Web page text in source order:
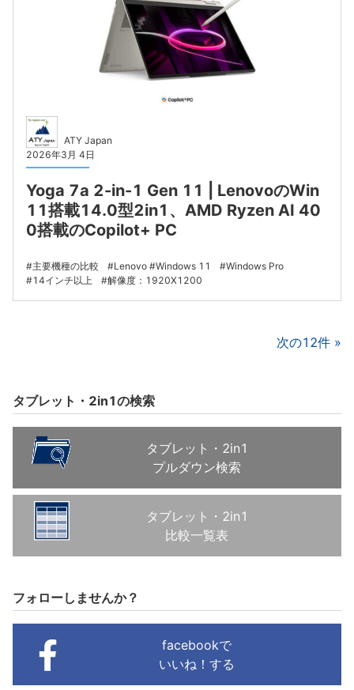
ATY Japan
2026年3月 4日
Yoga 7a 2-in-1 Gen 11 | LenovoのWin
11搭載14.0型2in1、AMD Ryzen AI 40
0搭載のCopilot+ PC
主要機種の比較 Lenovo Windows 11
Windows Pro
14インチ以上
解像度：1920X1200
次の12件
タブレット・2in1の検索
タブレット・2in1
プルダウン検索
タブレット・2in1
比較一覧表
フォローしませんか？
facebookで
いいね！する